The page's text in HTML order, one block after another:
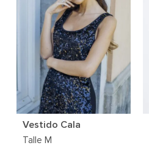
Vestido Cala
Talle M